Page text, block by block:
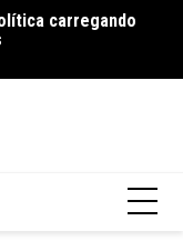
carregando
filhos no Dia dos